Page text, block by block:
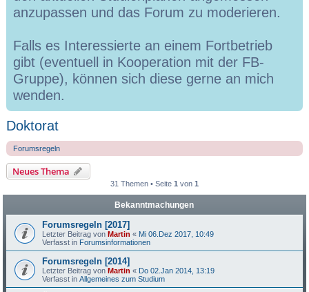
anzupassen und das Forum zu moderieren.
Falls es Interessierte an einem Fortbetrieb
gibt (eventuell in Kooperation mit der FB-
Gruppe), können sich diese gerne an mich
wenden.
Doktorat
Forumsregeln
Neues Thema
31 Themen • Seite 1 von 1
Bekanntmachungen
Forumsregeln [2017]
Letzter Beitrag vonMartin « Mi 06.Dez 2017, 10:49
Verfasst in Forumsinformationen
Forumsregeln [2014]
Letzter Beitrag vonMartin « Do 02.Jan 2014, 13:19
Verfasst inAllgemeines zum Studium